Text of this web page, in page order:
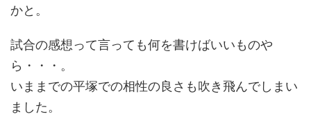
かと。
試合の感想って言っても何を書けばいいものや
ら・・・。
いままでの平塚での相性の良さも吹き飛んでしまい
ました。